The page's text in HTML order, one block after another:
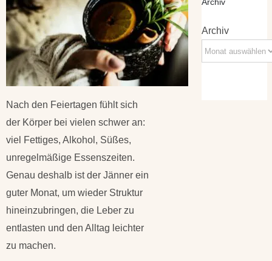
Nach den Feiertagen fühlt sich
der Körper bei vielen schwer an:
viel Fettiges, Alkohol, Süßes,
unregelmäßige Essenszeiten.
Genau deshalb ist der Jänner ein
guter Monat, um wieder Struktur
hineinzubringen, die Leber zu
entlasten und den Alltag leichter
zu machen.
Archiv